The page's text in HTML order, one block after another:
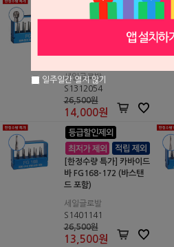
[한정수량 특가] 카바이드
포함)
세일글로발
S1312054
26,500원
14,000원
[한정수량 특가] 카바이드
바 FG168-172 (바스탠
드 포함)
세일글로발
S1401141
26,500원
13,500원
일주일간 열지 않기